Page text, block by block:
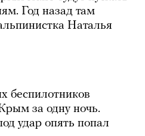
Год назад там
Наталья
беспилотников
за одну ночь.
удар опять попал